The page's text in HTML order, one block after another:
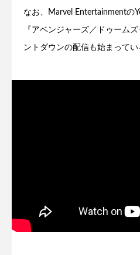
なお、Marvel Entertainmentの
『アベンジャーズ／ドゥーム
ントダウンの配信も始まってい